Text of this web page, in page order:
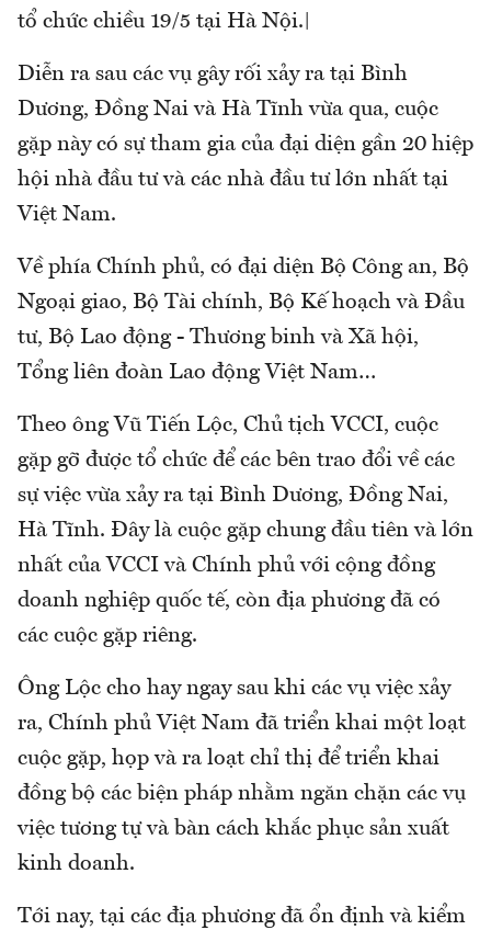
tổ chức chiều 19/5 tại Hà Nội.|
Diễn ra sau các vụ gây rối xảy ra tại Bình
Dương, Đồng Nai và Hà Tĩnh vừa qua, cuộc
gặp này có sự tham gia của đại diện gần 20 hiệp
hội nhà đầu tư và các nhà đầu tư lớn nhất tại
Việt Nam.
Về phía Chính phủ, có đại diện Bộ Công an, Bộ
Ngoại giao, Bộ Tài chính, Bộ Kế hoạch và Đầu
tư, Bộ Lao động - Thương binh và Xã hội,
Tổng liên đoàn Lao động Việt Nam…
Theo ông Vũ Tiến Lộc, Chủ tịch VCCI, cuộc
gặp gỡ được tổ chức để các bên trao đổi về các
sự việc vừa xảy ra tại Bình Dương, Đồng Nai,
Hà Tĩnh. Đây là cuộc gặp chung đầu tiên và lớn
nhất của VCCI và Chính phủ với cộng đồng
doanh nghiệp quốc tế, còn địa phương đã có
các cuộc gặp riêng.
Ông Lộc cho hay ngay sau khi các vụ việc xảy
ra, Chính phủ Việt Nam đã triển khai một loạt
cuộc gặp, họp và ra loạt chỉ thị để triển khai
đồng bộ các biện pháp nhằm ngăn chặn các vụ
việc tương tự và bàn cách khắc phục sản xuất
kinh doanh.
Tới nay, tại các địa phương đã ổn định và kiểm